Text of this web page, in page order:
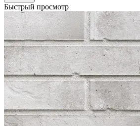
Быстрый просмотр